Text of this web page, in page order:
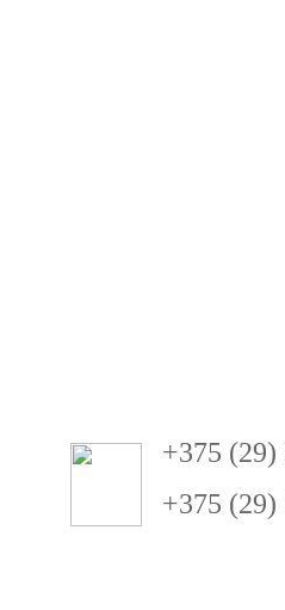
+375 (29)
+375